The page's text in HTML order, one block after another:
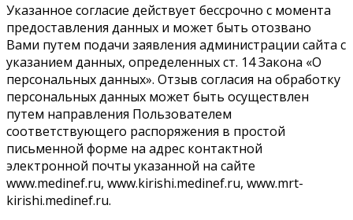
Указанное согласие действует бессрочно с момента
предоставления данных и может быть отозвано
Вами путем подачи заявления администрации сайта с
указанием данных, определенных ст. 14 Закона «О
персональных данных». Отзыв согласия на обработку
персональных данных может быть осуществлен
путем направления Пользователем
соответствующего распоряжения в простой
письменной форме на адрес контактной
электронной почты указанной на сайте
www.medinef.ru, www.kirishi.medinef.ru, www.mrt-
kirishi.medinef.ru.